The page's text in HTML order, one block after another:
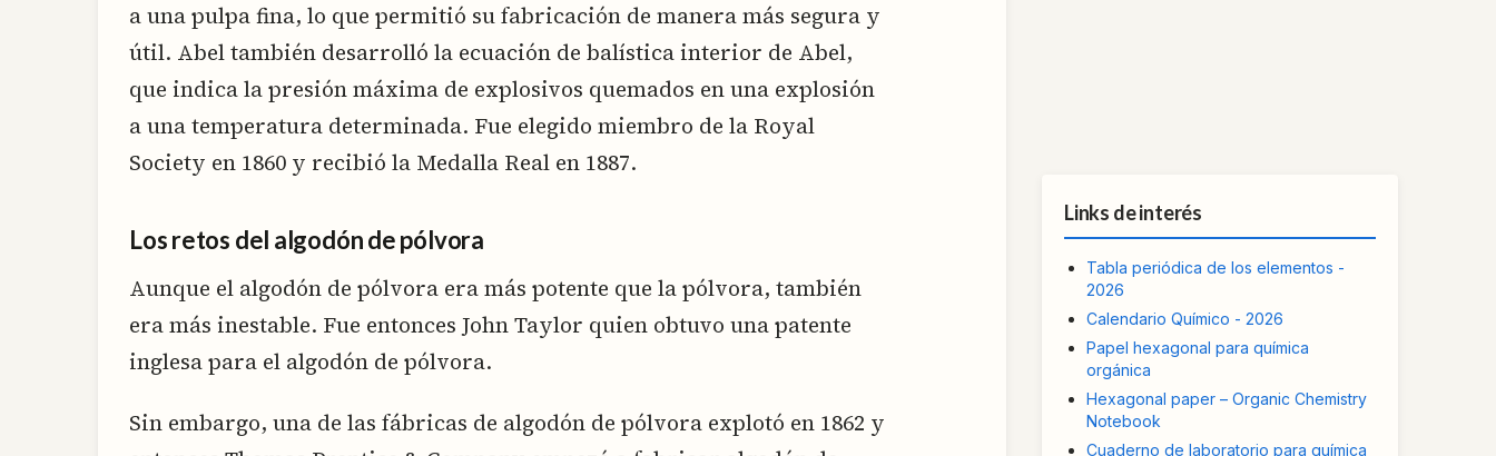
a una pulpa fina, lo que permitió su fabricación de manera más segura y
útil. Abel también desarrolló la ecuación de balística interior de Abel,
que indica la presión máxima de explosivos quemados en una explosión
a una temperatura determinada. Fue elegido miembro de la Royal
Society en 1860 y recibió la Medalla Real en 1887.
Los retos del algodón de pólvora
Aunque el algodón de pólvora era más potente que la pólvora, también
era más inestable. Fue entonces John Taylor quien obtuvo una patente
inglesa para el algodón de pólvora.
Sin embargo, una de las fábricas de algodón de pólvora explotó en 1862 y
Links de interés
Tabla periódica de los elementos -
2026
Calendario Químico - 2026
Papel hexagonal para química
orgánica
Hexagonal paper – Organic Chemistry
Notebook
Cuaderno de laboratorio para química